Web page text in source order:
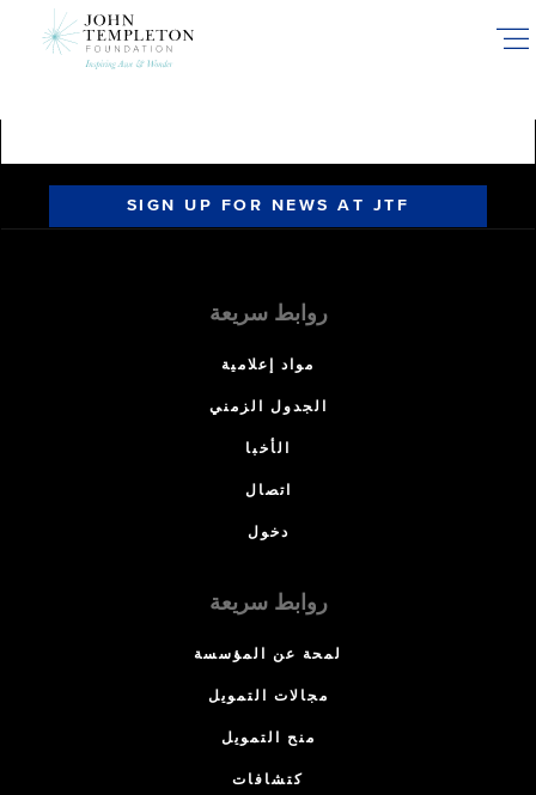
SIGN UP FOR NEWS AT JTF
روابط سريعة
مواد إعلامية
الجدول الزمني
الأخبا
اتصال
دخول
روابط سريعة
لمحة عن المؤسسة
مجالات التمويل
منح التمويل
كتشافات